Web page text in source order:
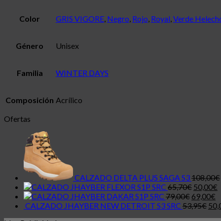
Color GRIS VIGORE, Negro, Rojo, Royal,Verde
Género Unisex
Familia WINTER DAYS
Composición Acrílico
Ofertas
CALZADO DELTA PLUS SAGA S3108,00€
JHAYBER FLEXOR S1P SRC 65,70€ 50,00€
JHAYBER DAKAR S1P SRC 79,00€ 69,00€
CALZADO JHAYBER NEW DETROIT S3 SRC 53,95€